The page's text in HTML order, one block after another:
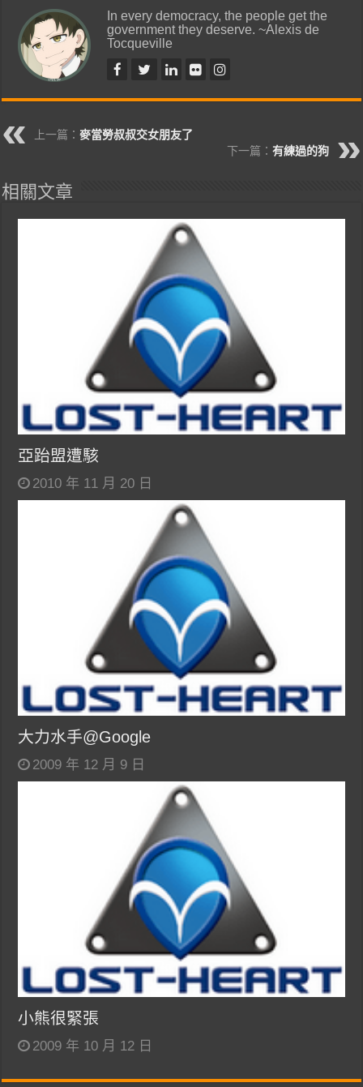
In every democracy, the people get the
government they deserve. ~Alexis de
Tocqueville
上一篇：麥當勞叔叔交女朋友了
下一篇： 有練過的狗
相關文章
亞跆盟遭駭
2010 年 11 月 20 日
大力水手@Google
2009 年 12 月 9 日
小熊很緊張
2009 年 10 月 12 日